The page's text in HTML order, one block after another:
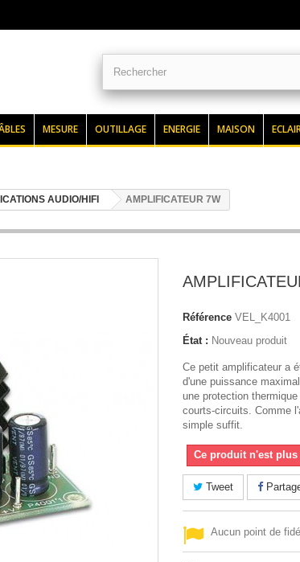
MESURE OUTILLAGE ENERGIE MAISON
AUDIO/HIFI AMPLIFICATEUR 7W
Référence VEL_K4001
État : Nouveau produit
Ce petit amplificateur a
d'une puissance
une protection
courts-circuits. Comme
simple suffit.
Ce produit n'est plus
Tweet
Aucun point de